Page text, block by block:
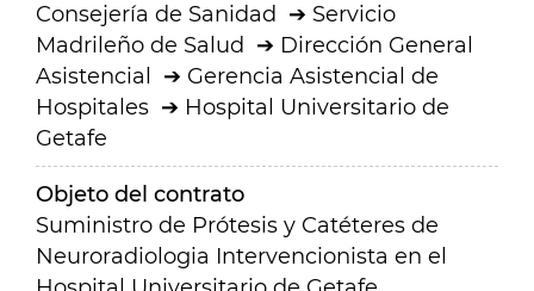
Consejería de Sanidad
Servicio
Madrileño de Salud
Dirección General
Asistencial
Gerencia Asistencial de
Hospitales
Hospital Universitario de
Getafe
Objeto del contrato
Suministro de Prótesis y Catéteres de
Neuroradiologia Intervencionista en el